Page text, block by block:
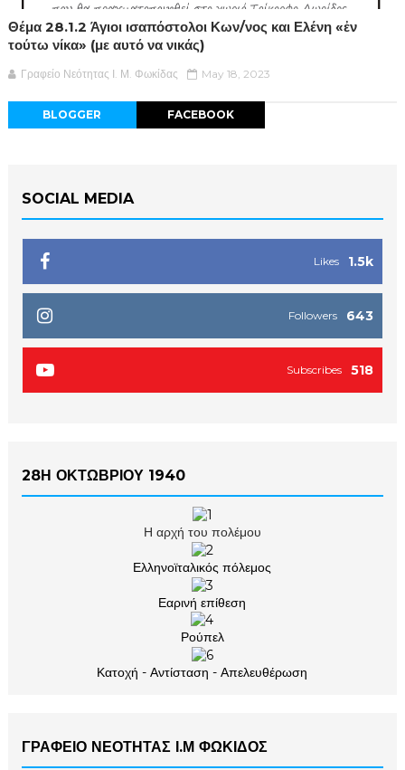
Θέμα 28.1.2 Άγιοι ισαπόστολοι Κων/νος και Ελένη «ἐν
τούτω νίκα» (με αυτό να νικάς)
Γραφείο Νεότητας Ι. Μ. Φωκίδας May 18, 2023
BLOGGER FACEBOOK
SOCIAL MEDIA
1.5k
Likes
643
Followers
518
Subscribes
28Η ΟΚΤΩΒΡΙΟΥ 1940
Η αρχή του πολέμου
Ελληνοϊταλικός πόλεμος
Εαρινή επίθεση
Ρούπελ
Κατοχή - Αντίσταση - Απελευθέρωση
ΓΡΑΦΕΙΟ ΝΕΟΤΗΤΑΣ Ι.Μ ΦΩΚΙΔΟΣ